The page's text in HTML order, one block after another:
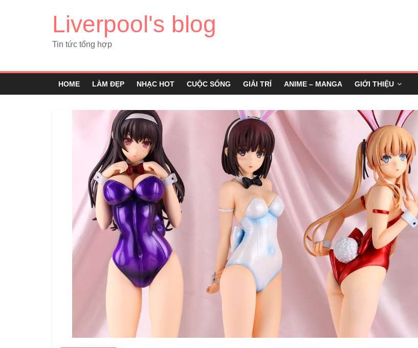
Liverpool's blog
Tin tức tổng hợp
HOME LÀM ĐẸP NHẠC HOT CUỘC SỐNG GIẢI TRÍ ANIME – MANGA GIỚI THIỆU